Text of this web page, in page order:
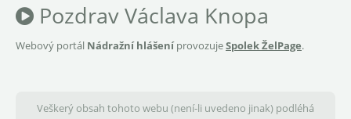
Pozdrav Václava Knopa
Webový portál Nádražní hlášeníprovozujeSpolek ŽelPage.
Veškerý obsah tohoto webu (není-li uvedeno jinak) podléhá